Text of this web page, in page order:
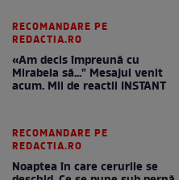
RECOMANDARE PE
REDACTIA.RO
«Am decis împreună cu
Mirabela să..." Mesajul venit
acum. Mii de reactii INSTANT
RECOMANDARE PE
REDACTIA.RO
Noaptea în care cerurile se